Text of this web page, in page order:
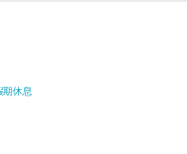
压、心脏病、哮喘等
受检当日不要停药，
陆地区:身份证，港澳
广东话的情况，深圳
陪同提供翻译服务。
的繁体中文、简体中
或不相符之处，应以
休息